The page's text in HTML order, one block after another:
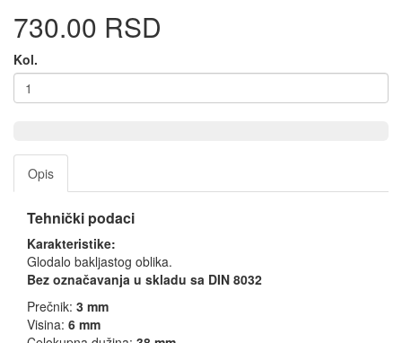
730.00 RSD
Kol.
Opis
Tehnički podaci
Karakteristike:
Glodalo bakljastog oblika.
Bez označavanja u skladu sa DIN 8032
Prečnik: 3 mm
Visina: 6 mm